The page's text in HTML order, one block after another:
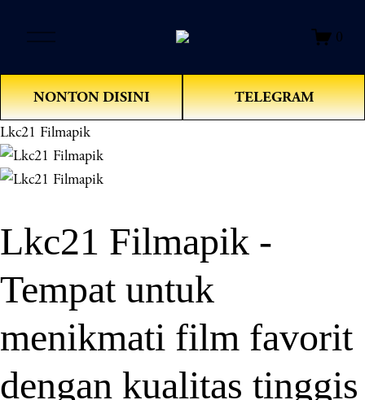
e
n
M
e
u
0
NONTON DISINI TELEGRAM
Lkc21 Filmapik
Lkc21 Filmapik -
Tempat untuk
menikmati film favorit
dengan kualitas tinggis